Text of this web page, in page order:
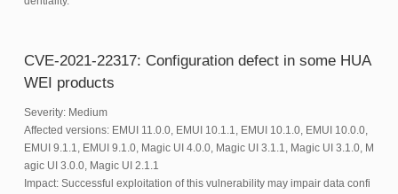
CVE-2021-22317: Configuration defect in some HUA
WEI products
Severity: Medium
Affected versions: EMUI 11.0.0, EMUI 10.1.1, EMUI 10.1.0, EMUI 10.0.0,
EMUI 9.1.1, EMUI 9.1.0, Magic UI 4.0.0, Magic UI 3.1.1, Magic UI 3.1.0, M
agic UI 3.0.0, Magic UI 2.1.1
Impact: Successful exploitation of this vulnerability may impair data confi